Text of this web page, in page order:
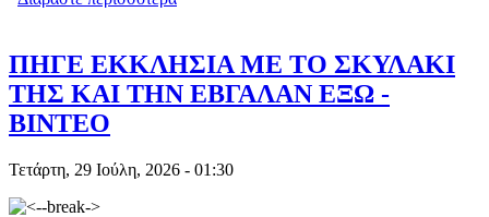
ΠΗΓΕ ΕΚΚΛΗΣΙΑ ΜΕ ΤΟ ΣΚΥΛΑΚΙ
ΤΗΣ ΚΑΙ ΤΗΝ ΕΒΓΑΛΑΝ ΕΞΩ -
ΒΙΝΤΕΟ
Τετάρτη, 29 Ιούλη, 2026 - 01:30